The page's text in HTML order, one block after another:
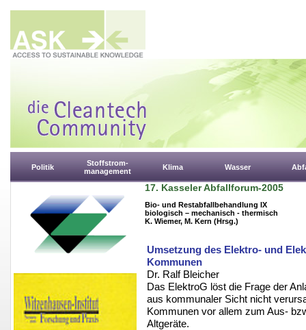
Politik
Stoffstrom-
management
Klima Wasser
17. Kasseler Abfallforum-2005
Bio- und Restabfallbehandlung IX
biologisch – mechanisch - thermisch
K. Wiemer, M. Kern (Hrsg.)
Umsetzung des Elektro- und
Kommunen
Dr. Ralf Bleicher
Das ElektroG löst die Frage der
aus kommunaler Sicht nicht
Kommunen vor allem zum Aus-
Altgeräte.